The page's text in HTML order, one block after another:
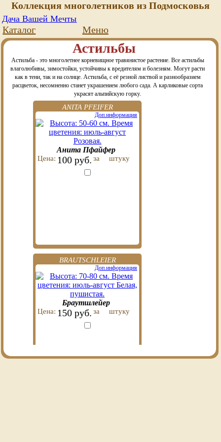
Коллекция многолетников из Подмосковья
Дача Вашей Мечты
Каталог Меню
Астильбы
Астильба - это многолетнее корневищное травянистое растение. Все астильбы
влаголюбивы, зимостойки, устойчивы к вредителям и болезням. Могут расти
как в тени, так и на солнце. Астильба, с её резной листвой и разнообразием
расцветок, несомненно станет украшением любого сада. А карликовые сорта
украсят альпийскую горку.
ANITA PFEIFER
Доп.информация
Анита Пфайфер
Цена: 100 руб. за штуку
BRAUTSCHLEIER
Доп.информация
Браутшлейер
Цена: 150 руб. за штуку